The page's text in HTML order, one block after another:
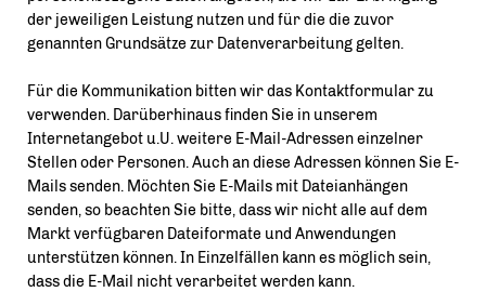
der jeweiligen Leistung nutzen und für die die zuvor
genannten Grundsätze zur Datenverarbeitung gelten.
Für die Kommunikation bitten wir das Kontaktformular zu
verwenden. Darüberhinaus finden Sie in unserem
Internetangebot u.U. weitere E-Mail-Adressen einzelner
Stellen oder Personen. Auch an diese Adressen können Sie E-
Mails senden. Möchten Sie E-Mails mit Dateianhängen
senden, so beachten Sie bitte, dass wir nicht alle auf dem
Markt verfügbaren Dateiformate und Anwendungen
unterstützen können. In Einzelfällen kann es möglich sein,
dass die E-Mail nicht verarbeitet werden kann.